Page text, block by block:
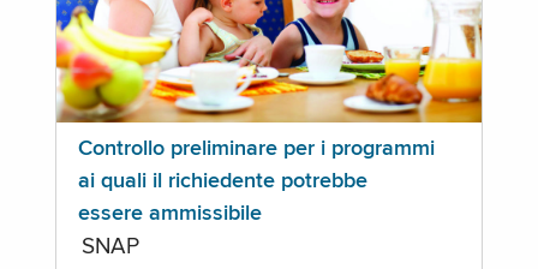
Controllo preliminare per i programmi
ai quali il richiedente potrebbe
essere ammissibile
SNAP